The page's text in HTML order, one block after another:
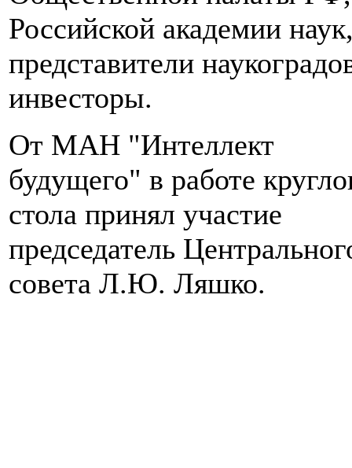
Российской академии
представители
инвесторы.
От МАН "Интеллект
будущего" в работе
стола принял участие
председатель
совета Л.Ю. Ляшко.